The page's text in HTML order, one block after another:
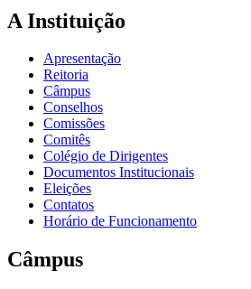
A Instituição
Apresentação
Reitoria
Câmpus
Conselhos
Comissões
Comitês
Colégio de Dirigentes
Documentos Institucionais
Eleições
Contatos
Horário de Funcionamento
Câmpus